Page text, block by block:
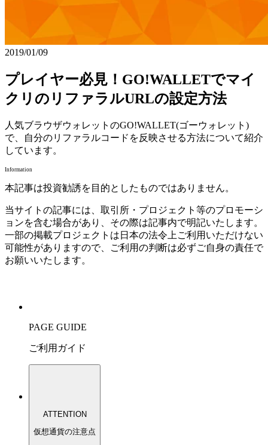
2019/01/09
プレイヤー必見！GO!WALLETでマイ
クリのリファラルURLの設定方法
人気ブラウザウォレットのGO!WALLET(ゴーウォレット)
で、自分のリファラルコードを反映させる方法について紹介
しています。
Information
本記事は投資勧誘を目的としたものではありません。
当サイトの記事には、取引所・プロジェクト等のプロモーシ
ョンを含む場合があり、その際は記事内で明記いたします。
一部の掲載プロジェクトは日本の法令上ご利用いただけない
可能性がありますので、ご利用の判断は必ずご自身の責任で
お願いいたします。
PAGE GUIDE
ご利用ガイド
ATTENTION
仮想通貨の注意点